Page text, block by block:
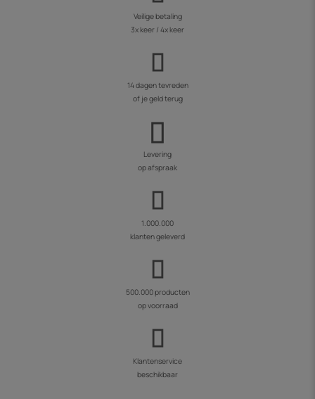
Veilige betaling
3x keer / 4x keer
14 dagen tevreden
of je geld terug
Levering
op afspraak
1.000.000
klanten geleverd
500.000 producten
op voorraad
Klantenservice
beschikbaar